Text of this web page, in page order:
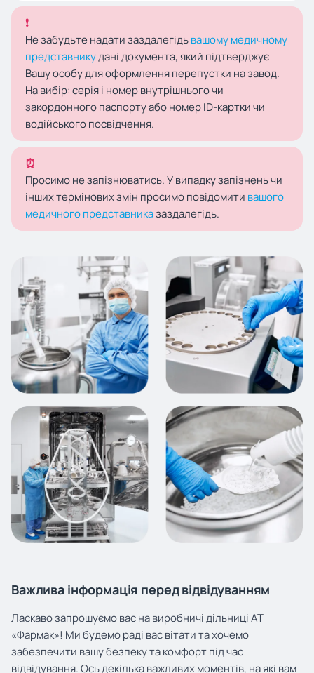
❗
Не забудьте надати заздалегідьвашому медичному
представникудані документа, який підтверджує
Вашу особу для оформлення перепустки на завод.
На вибір: серія і номер внутрішнього чи
закордонного паспорту або номер ID-картки чи
водійського посвідчення.
⏰
Просимо не запізнюватись. У випадку запізнень чи
інших термінових змін просимо повідомити вашого
медичного представниказаздалегідь.
Важлива інформація перед відвідуванням
Ласкаво запрошуємо вас на виробничі дільниці АТ
«Фармак»! Ми будемо раді вас вітати та хочемо
забезпечити вашу безпеку та комфорт під час
відвідування. Ось декілька важливих моментів, на які вам